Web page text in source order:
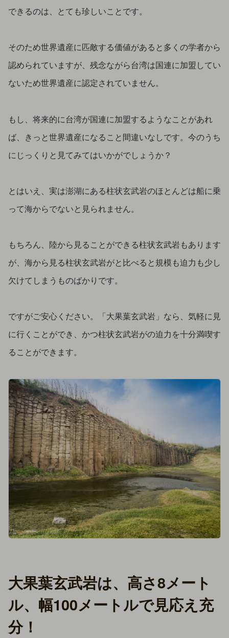
できるのは、とても珍しいことです。
そのため世界遺産に匹敵する価値があると多くの学者から
認められていますが、残念ながら台湾は国連に加盟してい
ないため世界遺産に認定されていません。
もし、将来的に台湾が国連に加盟するようなことがあれ
ば、きっと世界遺産になること間違いなしです。今のうち
にじっくりと見てみてはいかがでしょうか？
とはいえ、実は澎湖にある柱状玄武岩のほとんどは船に乗
って海からでないと見られません。
もちろん、陸から見ることができる柱状玄武岩もあります
が、海から見る柱状玄武岩がと比べると規模も迫力も少し
欠けてしまうものばかりです。
ですがご安心ください。「大果葉玄武岩」なら、気軽に見
に行くことができ、かつ柱状玄武岩がの迫力を十分満喫す
ることができます。
大果葉玄武岩は、高さ8メート
ル、幅100メートルで見応え充
分！